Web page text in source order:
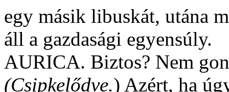
egy másik libuskát, utána
áll a gazdasági egyensúly.
AURICA. Biztos? Nem
(Csipkelődve.) Azért, ha